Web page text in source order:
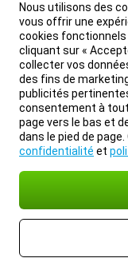
Nous utilisons des
vous offrir une
cookies
cliquant sur «
collecter vos
des fins de
publicités
consentement à
page vers le bas et
dans le pied de
confidentialité et